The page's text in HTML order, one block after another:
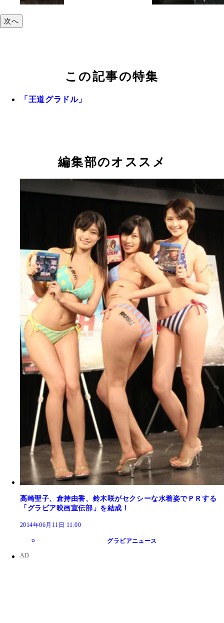
次へ
この記事の特集
「王道グラドル」
編集部のオススメ
高崎聖子、倉持由香、鈴木咲がセクシーな水着姿でＰＲする
「グラビア映画宣伝部」を結成！
2014年06月11日 11:00
グラビアニュース